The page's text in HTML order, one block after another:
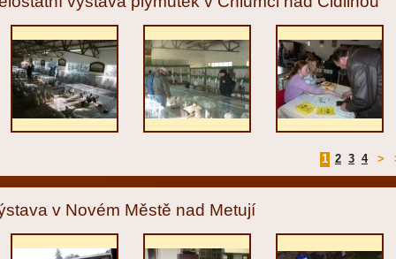
1 2 3 4 >
v Novém Městě nad Metují